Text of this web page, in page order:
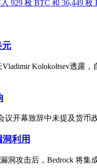
929 枚 BTC 和 36,449
元
Kolokoltsev透露
议开幕致辞中未提及货
利用
洞攻击后，Bedrock 将